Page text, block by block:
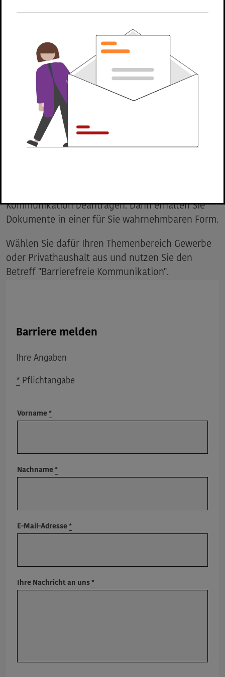
Geben Sie einfach Ihre Kontaktdaten ein und
nutzen Sie das Kommentarfeld um die Barriere
genau zu beschreiben und zu melden. Die
Webadresse, auf der Sie die Barriere gefunden
haben, wird automatisch mit dem Formular an
uns übersandt.
Barrierefreie Kommunikation
Kommunikation beantragen. Dann erhalten Sie
Dokumente in einer für Sie wahrnehmbaren Form.
Wählen Sie dafür Ihren Themenbereich Gewerbe
oder Privathaushalt aus und nutzen Sie den
Betreff "Barrierefreie Kommunikation".
Barriere melden
Ihre Angaben
* Pflichtangabe
Vorname *
Nachname *
E-Mail-Adresse *
Ihre Nachricht an uns *